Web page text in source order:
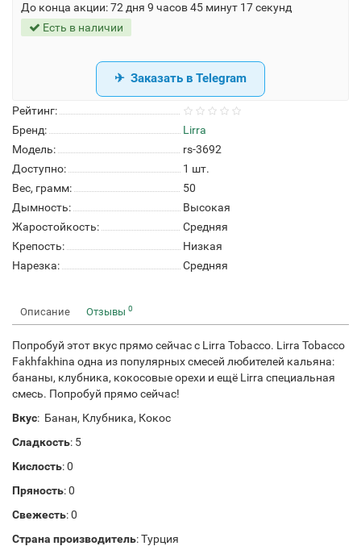
Рейтинг:
Бренд:
Lirra
Модель:
rs-3692
Доступно:
1 шт.
Вес, грамм:
50
Дымность:
Высокая
Жаростойкость:
Средняя
Крепость:
Низкая
Нарезка:
Средняя
До конца акции:72 дня 9 часов 45 минут 17 секунд
Есть в наличии
Заказать в Telegram
Описание Отзывы 0
Попробуй этот вкус прямо сейчас с Lirra Tobacco. Lirra Tobacco
Fakhfakhina одна из популярных смесей любителей кальяна:
бананы, клубника, кокосовые орехи и ещё Lirra специальная
смесь. Попробуй прямо сейчас!
Вкус: Банан, Клубника, Кокос
Сладкость: 5
Кислость: 0
Пряность: 0
Свежесть: 0
Страна производитель: Турция